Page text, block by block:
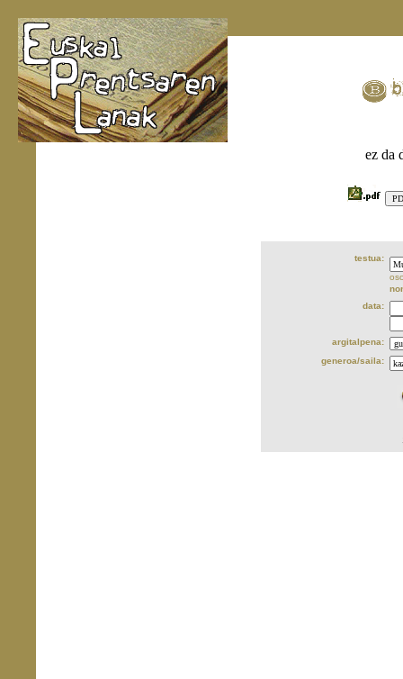
ez da
testua:
data:
argitalpena:
generoa/saila: